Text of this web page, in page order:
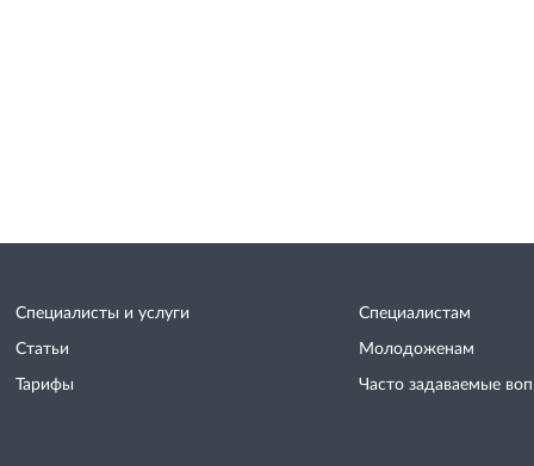
Специалисты и услуги
Статьи
Тарифы
Специалистам
Молодоженам
Часто задаваемые